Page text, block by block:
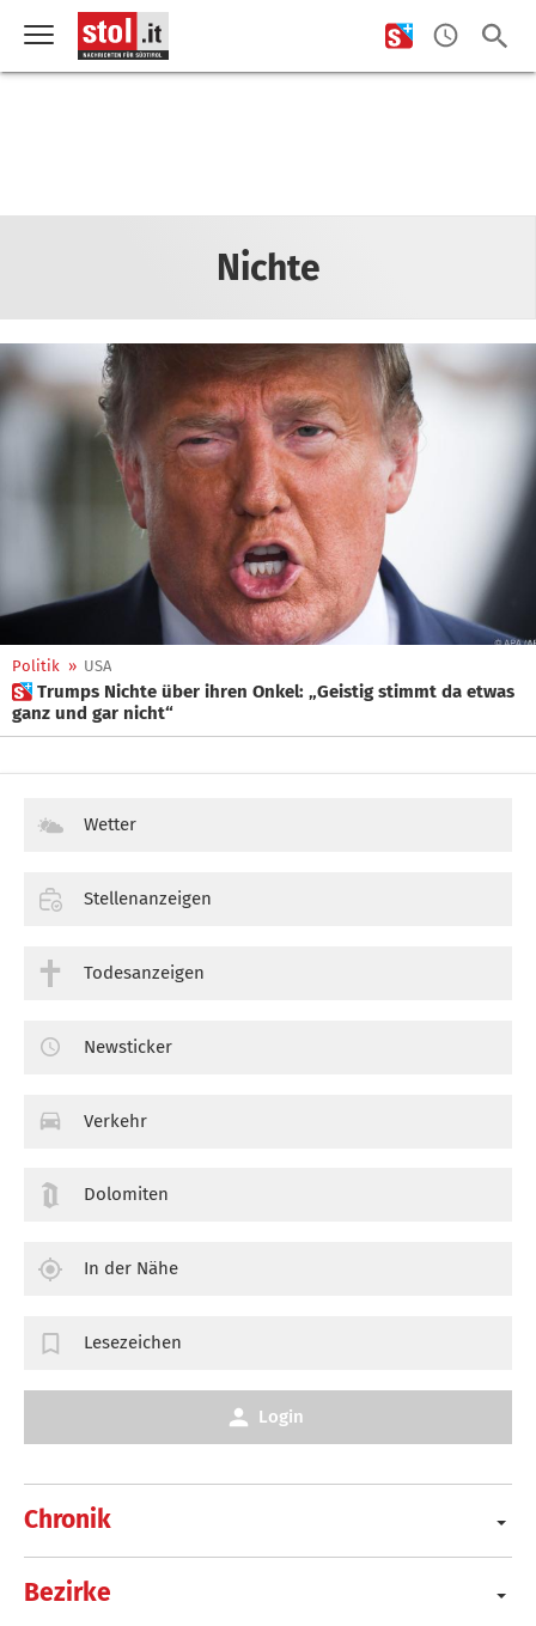
Nichte
Politik » USA
 Trumps Nichte über ihren Onkel: „Geistig stimmt da etwas
ganz und gar nicht“
Chronik
Bezirke
Wetter
Stellenanzeigen
Todesanzeigen
Newsticker
Verkehr
Dolomiten
In der Nähe
Lesezeichen
Login